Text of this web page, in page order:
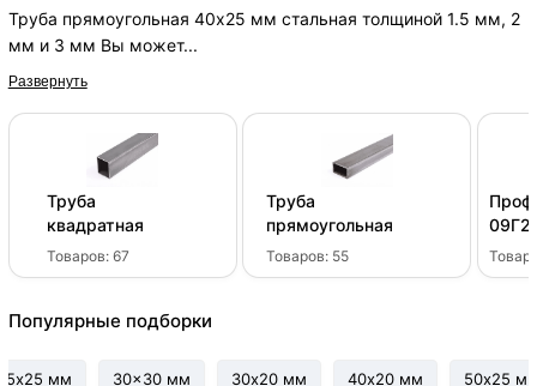
Труба прямоугольная 40х25 мм стальная толщиной 1.5 мм, 2
мм и 3 мм Вы может...
Развернуть
Труба
квадратная
Товаров:67
Труба
прямоугольная
Товаров: 55
Популярные подборки
мм 30x30 мм 30х20 мм 40х20 мм 50х25